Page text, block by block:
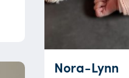
Nora-Lynn